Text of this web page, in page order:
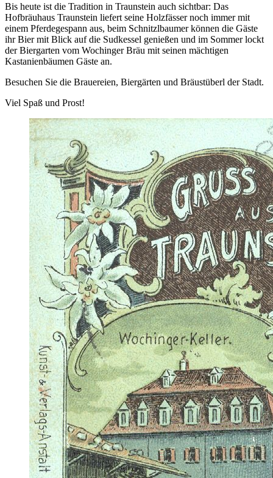
Bis heute ist die Tradition in Traunstein auch sichtbar: Das
Hofbräuhaus Traunstein liefert seine Holzfässer noch immer mit
einem Pferdegespann aus, beim Schnitzlbaumer können die Gäste
ihr Bier mit Blick auf die Sudkessel genießen und im Sommer lockt
der Biergarten vom Wochinger Bräu mit seinen mächtigen
Kastanienbäumen Gäste an.
Besuchen Sie die Brauereien, Biergärten und Bräustüberl der Stadt.
Viel Spaß und Prost!